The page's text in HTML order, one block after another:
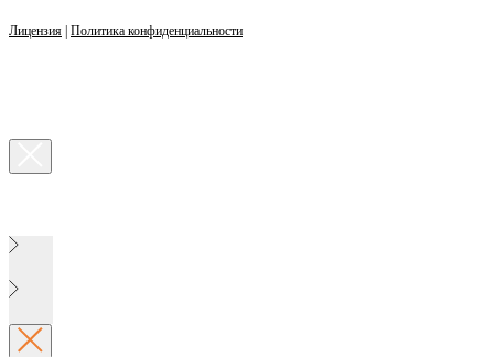
Лицензия | Политика конфиденциальности